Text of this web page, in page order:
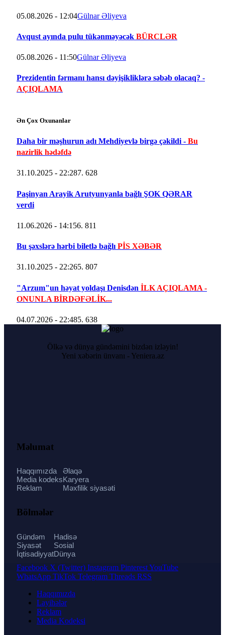
05.08.2026 - 12:04Gülnar Əliyeva
Avqust ayında pulu tükənməyəcək BÜRCLƏR
05.08.2026 - 11:50Gülnar Əliyeva
Prezidentin fərmanı hansı dəyişikliklərə səbəb olacaq? -
AÇIQLAMA
Ən Çox Oxunanlar
Daha bir məşhurun adı Mehdiyevlə birgə çəkildi - Bu
nazirlik hədəfdə
31.10.2025 - 22:287. 628
Paşinyan Arayik Arutyunyanla bağlı ŞOK QƏRAR
verdi
11.06.2026 - 14:156. 811
Bu şəxslərə hərbi biletlə bağlı PİS XƏBƏR
31.10.2025 - 22:265. 807
"Arzum"un həyat yoldaşı Denisdən İLK AÇIQLAMA -
ONUNLA BİRDƏFƏLİK...
04.07.2026 - 22:485. 638
Ölkə və dünya gündəmini bizdən izləyin!
Yeni xəbərin ünvanı - Yeniera.az
Məlumat
Haqqımızda
Media kodeks
Reklam
Əlaqə
Karyera
Məxfilik siyasəti
Bölmələr
Gündəm
Siyasət
İqtisadiyyat
Hadisə
Sosial
Dünya
Facebook X (Twitter) Instagram PinterestYouTube
WhatsApp TikTok Telegram Threads RSS
Haqqımızda
Layihələr
Reklam
Media Kodeksi